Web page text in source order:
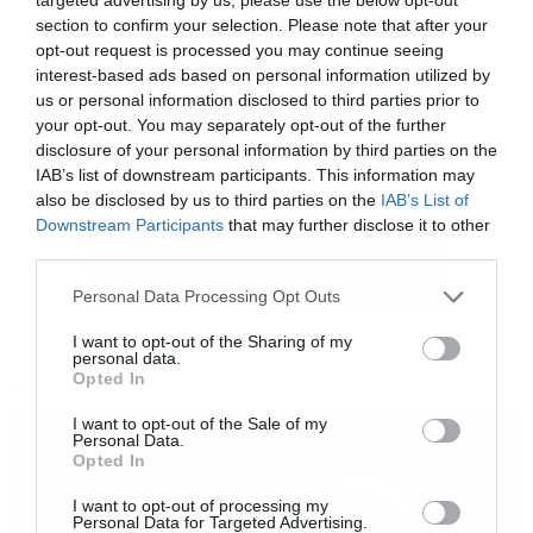
section to confirm your selection. Please note that after your
opt-out request is processed you may continue seeing
interest-based ads based on personal information utilized by
us or personal information disclosed to third parties prior to
your opt-out. You may separately opt-out of the further
disclosure of your personal information by third parties on the
IAB’s list of downstream participants. This information may
also be disclosed by us to third parties on the IAB’s List of
Downstream Participants that may further disclose it to other
Please note that this website/app uses one or more Google
not limited to your visit or usage behaviour. You may click to
grant or deny consent to Google and its third-party tags to
use your data for below specified purposes in below Google
consent section.
Personal Data Processing Opt Outs
I want to opt-out of the Sharing of my
personal data.
Opted In
I want to opt-out of the Sale of my
Personal Data.
Opted In
I want to opt-out of processing my
Personal Data for Targeted Advertising.
Διάθεσηεισιτηρίων:
Τηλεφωνικά στο211770000
Online /releaseathens.gr+more.com
Φυσικά
/